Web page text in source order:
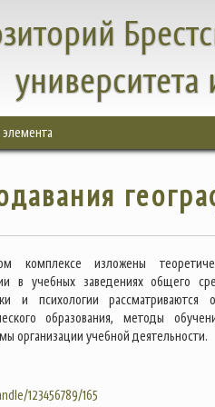
комплексе изложены
в учебных заведениях общего
и психологии рассматриваются
образования, методы
организации учебной деятельности.
123456789/165